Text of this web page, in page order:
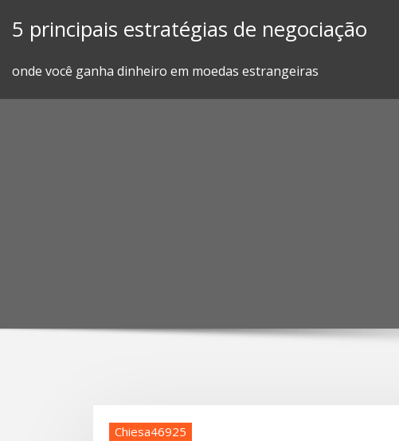
5 principais estratégias de negociação
onde você ganha dinheiro em moedas estrangeiras
Chiesa46925